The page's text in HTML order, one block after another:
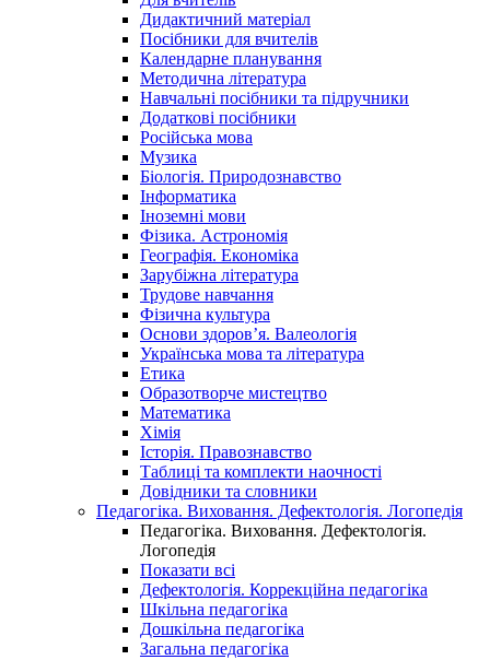
Дидактичний матеріал
Посібники для вчителів
Календарне планування
Методична література
Навчальні посібники та підручники
Додаткові посібники
Російська мова
Музика
Біологія. Природознавство
Інформатика
Іноземні мови
Фізика. Астрономія
Географія. Економіка
Зарубіжна література
Трудове навчання
Фізична культура
Основи здоров’я. Валеологія
Українська мова та література
Етика
Образотворче мистецтво
Математика
Хімія
Історія. Правознавство
Таблиці та комплекти наочності
Довідники та словники
Педагогіка. Виховання. Дефектологія. Логопедія
Педагогіка. Виховання. Дефектологія.
Логопедія
Показати всі
Дефектологія. Коррекційна педагогіка
Шкільна педагогіка
Дошкільна педагогіка
Загальна педагогіка